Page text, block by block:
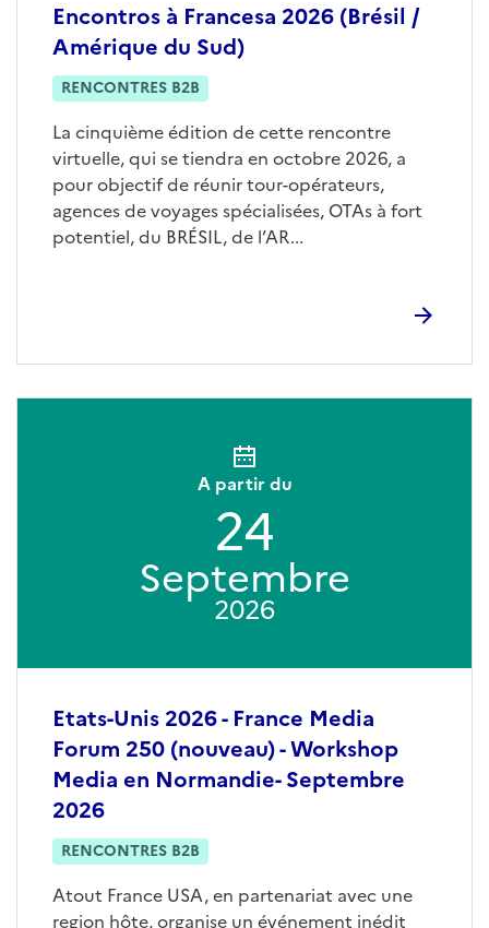
Encontros à Francesa 2026 (Brésil /
Amérique du Sud)
RENCONTRES B2B
La cinquième édition de cette rencontre
virtuelle, qui se tiendra en octobre 2026, a
pour objectif de réunir tour-opérateurs,
agences de voyages spécialisées, OTAs à fort
potentiel, du BRÉSIL, de l’AR...
Etats-Unis 2026 - France Media
Forum 250 (nouveau) - Workshop
Media en Normandie- Septembre
2026
RENCONTRES B2B
Atout France USA, en partenariat avec une
region hôte, organise un événement inédit
A partir du
24
Septembre
2026